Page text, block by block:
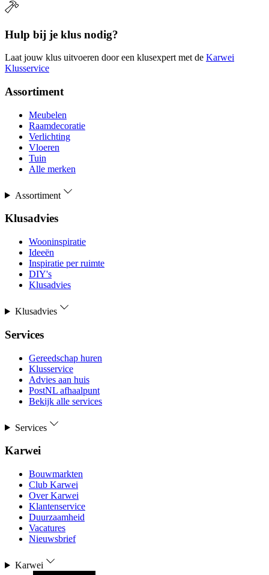
Hulp bij je klus nodig?
Laat jouw klus uitvoeren door een klusexpert met de Karwei
Klusservice
Assortiment
Meubelen
Raamdecoratie
Verlichting
Vloeren
Tuin
Alle merken
Assortiment
Klusadvies
Wooninspiratie
Ideeën
Inspiratie per ruimte
DIY's
Klusadvies
Klusadvies
Services
Gereedschap huren
Klusservice
Advies aan huis
PostNL afhaalpunt
Bekijk alle services
Services
Karwei
Bouwmarkten
Club Karwei
Over Karwei
Klantenservice
Duurzaamheid
Vacatures
Nieuwsbrief
Karwei